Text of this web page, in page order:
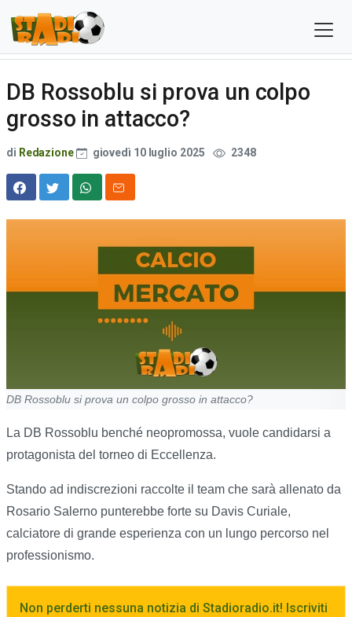
DB Rossoblu si prova un colpo
grosso in attacco?
di Redazione giovedì 10 luglio 2025 2348
DB Rossoblu si prova un colpo grosso in attacco?
La DB Rossoblu benché neopromossa, vuole candidarsi a
protagonista del torneo di Eccellenza.
Stando ad indiscrezioni raccolte il team che sarà allenato da
Rosario Salerno punterebbe forte su Davis Curiale,
calciatore di grande esperienza con un lungo percorso nel
professionismo.
Non perderti nessuna notizia di Stadioradio.it! Iscriviti